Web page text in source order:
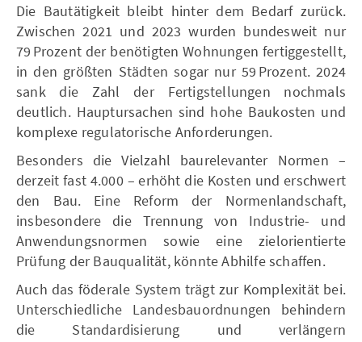
Die Bautätigkeit bleibt hinter dem Bedarf zurück.
Zwischen 2021 und 2023 wurden bundesweit nur
79 Prozent der benötigten Wohnungen fertiggestellt,
in den größten Städten sogar nur 59 Prozent. 2024
sank die Zahl der Fertigstellungen nochmals
deutlich. Hauptursachen sind hohe Baukosten und
komplexe regulatorische Anforderungen.
Besonders die Vielzahl baurelevanter Normen –
derzeit fast 4.000 – erhöht die Kosten und erschwert
den Bau. Eine Reform der Normenlandschaft,
insbesondere die Trennung von Industrie- und
Anwendungsnormen sowie eine zielorientierte
Prüfung der Bauqualität, könnte Abhilfe schaffen.
Auch das föderale System trägt zur Komplexität bei.
Unterschiedliche Landesbauordnungen behindern
die Standardisierung und verlängern